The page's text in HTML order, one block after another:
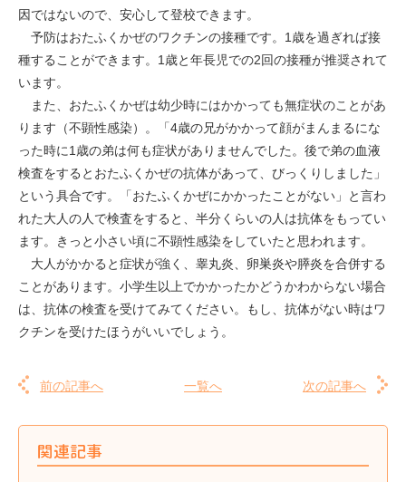
因ではないので、安心して登校できます。
予防はおたふくかぜのワクチンの接種です。1歳を過ぎれば接
種することができます。1歳と年長児での2回の接種が推奨されて
います。
また、おたふくかぜは幼少時にはかかっても無症状のことがあ
ります（不顕性感染）。「4歳の兄がかかって顔がまんまるにな
った時に1歳の弟は何も症状がありませんでした。後で弟の血液
検査をするとおたふくかぜの抗体があって、びっくりしました」
という具合です。「おたふくかぜにかかったことがない」と言わ
れた大人の人で検査をすると、半分くらいの人は抗体をもってい
ます。きっと小さい頃に不顕性感染をしていたと思われます。
大人がかかると症状が強く、睾丸炎、卵巣炎や膵炎を合併する
ことがあります。小学生以上でかかったかどうかわからない場合
は、抗体の検査を受けてみてください。もし、抗体がない時はワ
クチンを受けたほうがいいでしょう。
前の記事へ 一覧へ 次の記事へ
関連記事